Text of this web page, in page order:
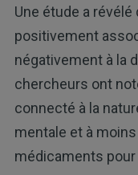
Une étude a
positivement
négativement à la
chercheurs ont
connecté à la
mentale et à
médicaments